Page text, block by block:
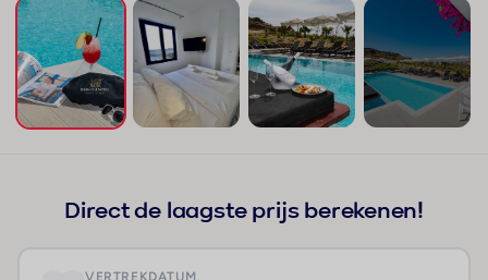
Direct de laagste prijs berekenen!
VERTREKDATUM